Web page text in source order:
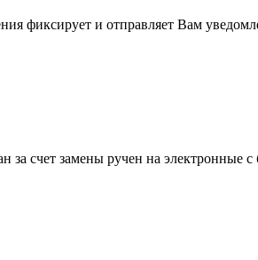
фиксирует и отправляет Вам
счет замены ручен на электронные с